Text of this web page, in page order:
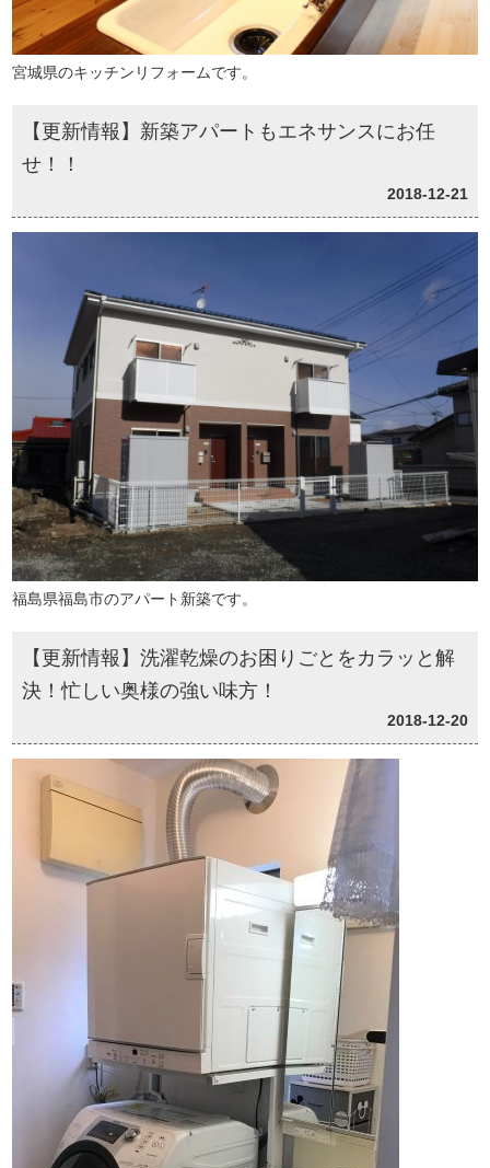
宮城県のキッチンリフォームです。
【更新情報】新築アパートもエネサンスにお任
せ！！
2018-12-21
福島県福島市のアパート新築です。
【更新情報】洗濯乾燥のお困りごとをカラッと解
決！忙しい奥様の強い味方！
2018-12-20